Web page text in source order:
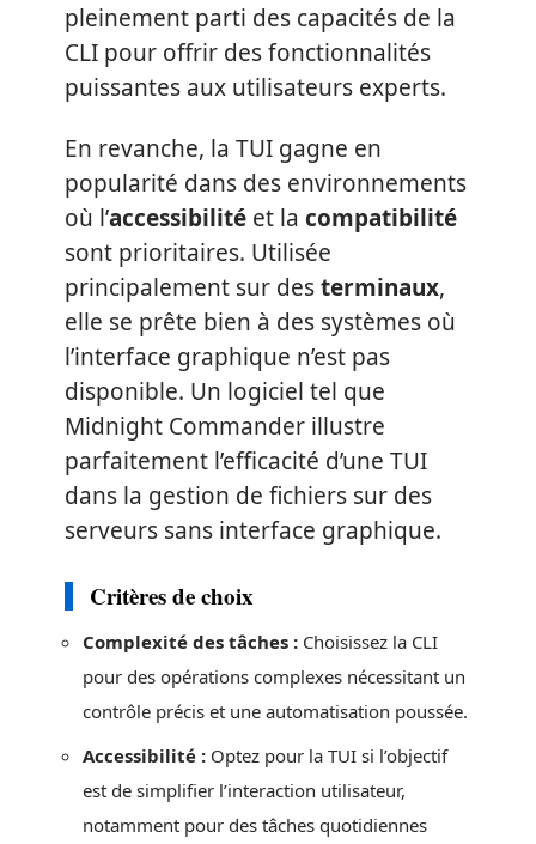
pleinement parti des capacités de la
CLI pour offrir des fonctionnalités
puissantes aux utilisateurs experts.
En revanche, la TUI gagne en
popularité dans des environnements
où l’accessibilité et la compatibilité
sont prioritaires. Utilisée
principalement sur desterminaux,
elle se prête bien à des systèmes où
l’interface graphique n’est pas
disponible. Un logiciel tel que
Midnight Commander illustre
parfaitement l’efficacité d’une TUI
dans la gestion de fichiers sur des
serveurs sans interface graphique.
Critères de choix
Complexité des tâches : Choisissez la CLI
pour des opérations complexes nécessitant un
contrôle précis et une automatisation poussée.
Accessibilité : Optez pour la TUI si l’objectif
est de simplifier l’interaction utilisateur,
notamment pour des tâches quotidiennes